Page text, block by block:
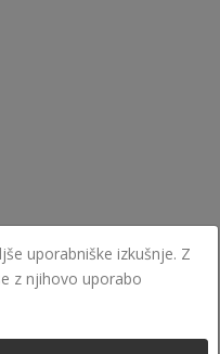
uporabniške izkušnje. Z
z njihovo uporabo